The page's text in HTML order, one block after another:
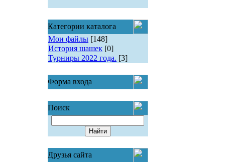
Категории каталога
Мои файлы [148]
История шашек [0]
Турниры 2022 года. [3]
Форма входа
Поиск
Друзья сайта